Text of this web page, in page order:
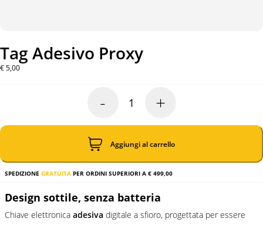
Tag Adesivo Proxy
€ 5,00
-
Proxy
+
Aggiungi al carrello
SPEDIZIONE GRATUITA PER ORDINI SUPERIORI A € 499,00
Design sottile, senza batteria
Chiave elettronica adesiva digitale a sfioro, progettata per essere